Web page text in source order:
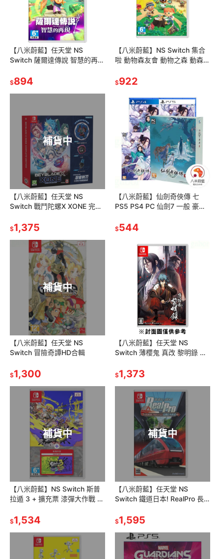
【八米蔚藍】任天堂 NS
Switch 薩爾達傳說 智慧的再現
$894
【八米蔚藍】NS Switch 集合
啦 動物森友會 動物之森 動森
$922
補貨中
【八米蔚藍】任天堂 NS
Switch 戰鬥陀螺X XONE 完整
$1,375
【八米蔚藍】仙劍奇俠傳 七
PS5 PS4 PC 仙劍7 一般 豪華
$544
補貨中
【八米蔚藍】任天堂 NS
Switch 冒險奇譚HD合輯
$1,300
【八米蔚藍】任天堂 NS
Switch 薄櫻鬼 真改 黎明錄 中
$1,373
補貨中
【八米蔚藍】NS Switch 斯普
拉遁 3 + 擴充票 漆彈大作戰 中
$1,534
補貨中
【八米蔚藍】任天堂 NS
Switch 鐵道日本! RealPro 長
道 純日版
$1,595